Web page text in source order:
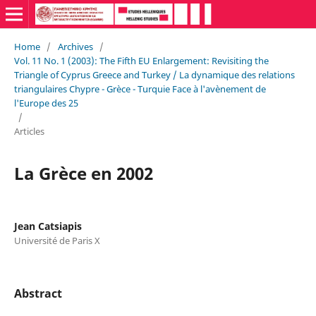
Home / Archives /
Vol. 11 No. 1 (2003): The Fifth EU Enlargement: Revisiting the
Triangle of Cyprus Greece and Turkey / La dynamique des relations
triangulaires Chypre - Grèce - Turquie Face à l'avènement de
l'Europe des 25
/
Articles
La Grèce en 2002
Jean Catsiapis
Université de Paris X
Abstract